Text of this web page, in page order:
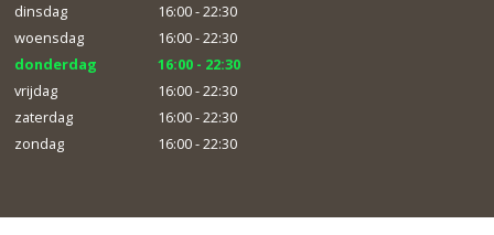
dinsdag
16:00 - 22:30
woensdag
16:00 - 22:30
donderdag
16:00 - 22:30
vrijdag
16:00 - 22:30
zaterdag
16:00 - 22:30
zondag
16:00 - 22:30